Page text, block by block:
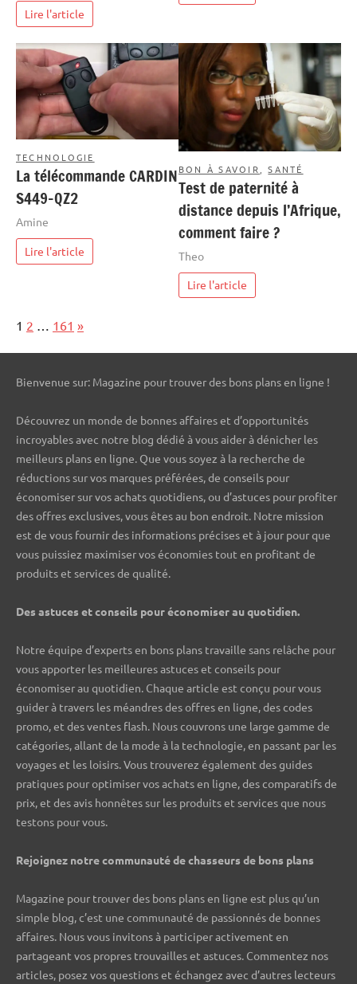
Lire l'article
TECHNOLOGIE
La télécommande CARDIN
S449-QZ2
Amine
Lire l'article
BON À SAVOIR ,SANTÉ
Test de paternité à
distance depuis l’Afrique,
comment faire ?
Theo
Lire l'article
Page:
1 2 … 161 Next
»
Bienvenue sur: Magazine pour trouver des bons plans en ligne !
Découvrez un monde de bonnes affaires et d’opportunités
incroyables avec notre blog dédié à vous aider à dénicher les
meilleurs plans en ligne. Que vous soyez à la recherche de
réductions sur vos marques préférées, de conseils pour
économiser sur vos achats quotidiens, ou d’astuces pour profiter
des offres exclusives, vous êtes au bon endroit. Notre mission
est de vous fournir des informations précises et à jour pour que
vous puissiez maximiser vos économies tout en profitant de
produits et services de qualité.
Des astuces et conseils pour économiser au quotidien.
Notre équipe d’experts en bons plans travaille sans relâche pour
vous apporter les meilleures astuces et conseils pour
économiser au quotidien. Chaque article est conçu pour vous
guider à travers les méandres des offres en ligne, des codes
promo, et des ventes flash. Nous couvrons une large gamme de
catégories, allant de la mode à la technologie, en passant par les
voyages et les loisirs. Vous trouverez également des guides
pratiques pour optimiser vos achats en ligne, des comparatifs de
prix, et des avis honnêtes sur les produits et services que nous
testons pour vous.
Rejoignez notre communauté de chasseurs de bons plans ️
Magazine pour trouver des bons plans en ligne est plus qu’un
simple blog, c’est une communauté de passionnés de bonnes
affaires. Nous vous invitons à participer activement en
partageant vos propres trouvailles et astuces. Commentez nos
articles, posez vos questions et échangez avec d’autres lecteurs